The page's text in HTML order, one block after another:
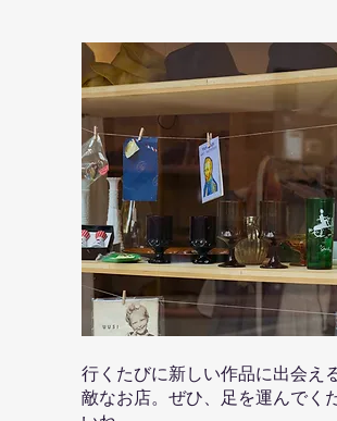
行くたびに新しい作品に出会え
敵なお店。ぜひ、足を運んでく